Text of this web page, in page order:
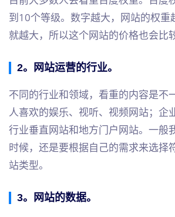
到10个等级。数字越大，网站的权重
就越大，所以这个网站的价格也会比
2。 网站运营的行业。
不同的行业和领域，看重的内容是不
人喜欢的娱乐、视听、视频网站；企
行业垂直网站和地方门户网站。一般
时候，还是要根据自己的需求来选择
站类型。
3。网站的数据。